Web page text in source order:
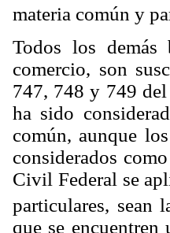
materia común y
Todos los
comercio, son
747, 748 y 749
ha sido
común, aunque
considerados
Civil Federal se
particulares, sean
que se